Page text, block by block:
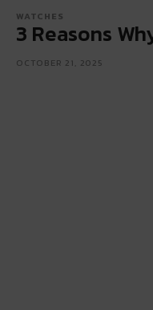
WATCHES
3 Reasons
OCTOBER 21, 2025